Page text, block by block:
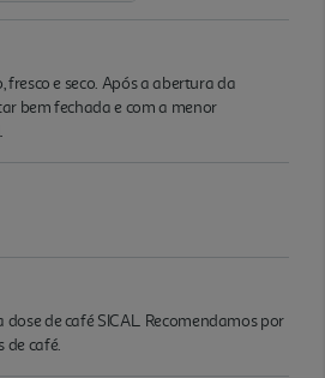
e seco. Após a abertura da
bem fechada e com a menor
de café SICAL. Recomendamos por
de café.